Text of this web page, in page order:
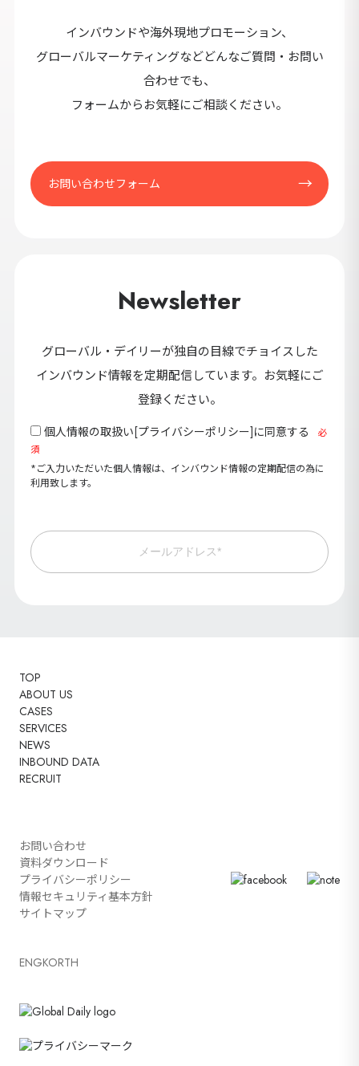
インバウンドや海外現地プロモーション、
グローバルマーケティングなどどんなご質問・お問い
合わせでも、
フォームからお気軽にご相談ください。
お問い合わせフォーム
Newsletter
グローバル・デイリーが独自の目線でチョイスした
インバウンド情報を定期配信しています。お気軽にご
登録ください。
個人情報の取扱い[プライバシーポリシー]に同意する
必
須
*ご入力いただいた個人情報は、インバウンド情報の定期配信の為に
利用致します。
メールアドレス*
TOP
ABOUT US
CASES
SERVICES
NEWS
INBOUND DATA
RECRUIT
お問い合わせ
資料ダウンロード
プライバシーポリシー
情報セキュリティ基本方針
サイトマップ
ENGKORTH